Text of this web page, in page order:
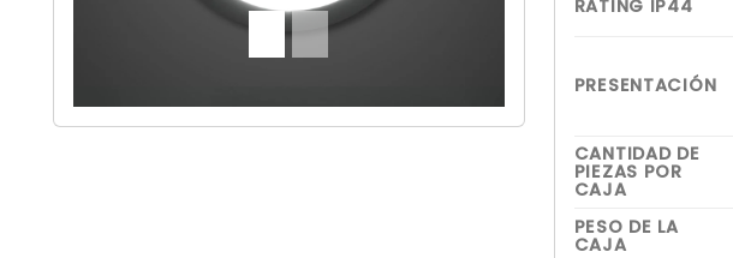
RATING IP44
PRESENTACIÓN
CANTIDAD DE
PIEZAS POR
CAJA
PESO DE LA
CAJA